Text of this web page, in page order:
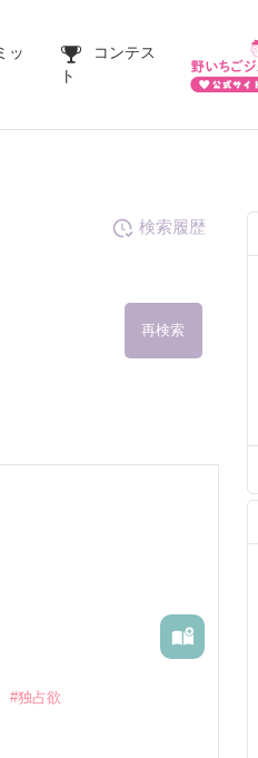
ッ
コンテス
ト
再検索
を含む
検索履歴
#独占欲